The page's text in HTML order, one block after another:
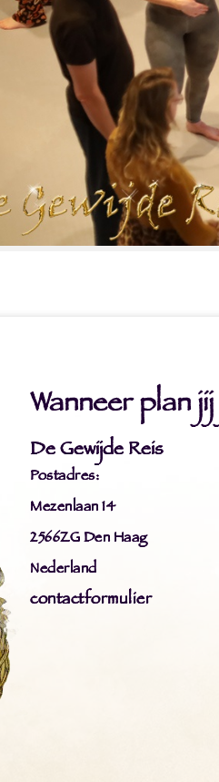
Wanneer plan
De Gewijde Reis
Postadres:
Mezenlaan 14
2566ZG Den Haag
Nederland
contactformulier